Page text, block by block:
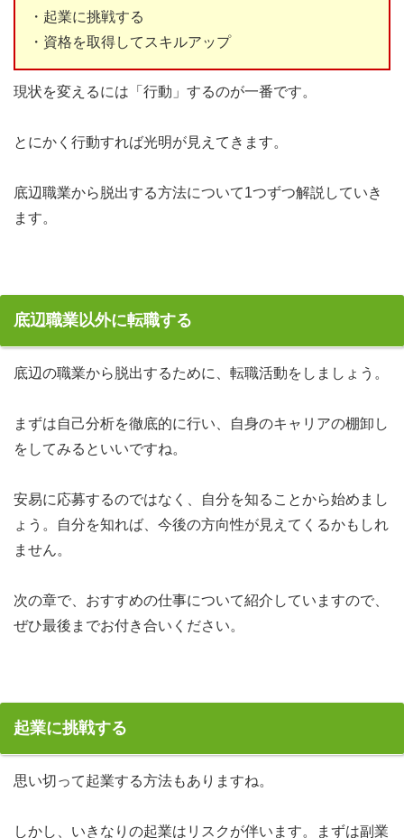
・起業に挑戦する
・資格を取得してスキルアップ
現状を変えるには「行動」するのが一番です。
とにかく行動すれば光明が見えてきます。
底辺職業から脱出する方法について1つずつ解説していき
ます。
底辺職業以外に転職する
底辺の職業から脱出するために、転職活動をしましょう。
まずは自己分析を徹底的に行い、自身のキャリアの棚卸し
をしてみるといいですね。
安易に応募するのではなく、自分を知ることから始めまし
ょう。自分を知れば、今後の方向性が見えてくるかもしれ
ません。
次の章で、おすすめの仕事について紹介していますので、
ぜひ最後までお付き合いください。
起業に挑戦する
思い切って起業する方法もありますね。
しかし、いきなりの起業はリスクが伴います。まずは副業